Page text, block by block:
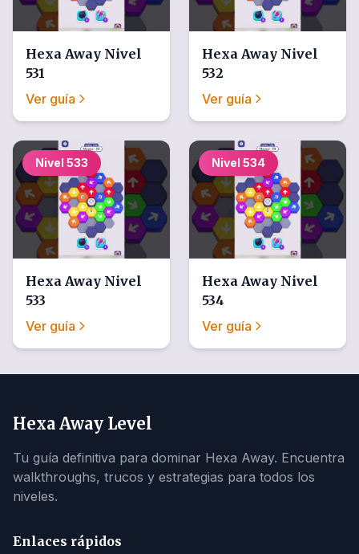
Hexa Away Nivel
531
Ver guía
Hexa Away Nivel
532
Ver guía
Nivel 533
Hexa Away Nivel
533
Ver guía
Nivel 534
Hexa Away Nivel
534
Ver guía
Hexa Away Level
Tu guía definitiva para dominar Hexa Away. Encuentra
walkthroughs, trucos y estrategias para todos los
niveles.
Enlaces rápidos